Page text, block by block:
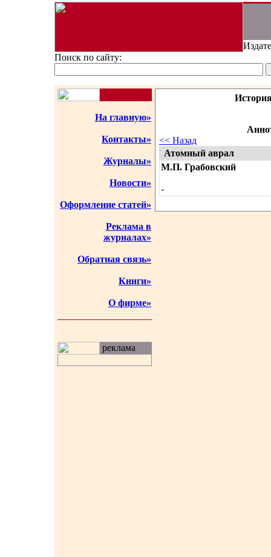
Поиск по сайту:
На главную»
Контакты»
Журналы»
Новости»
Оформление статей»
Реклама в
журналах»
Обратная связь»
Книги»
О фирме»
реклама
<< Назад
Атомный аврал
М.П. Грабовский
-